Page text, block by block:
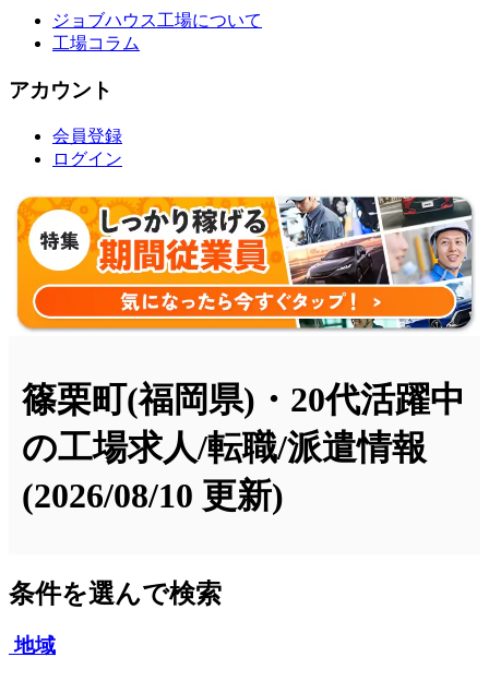
ジョブハウス工場について
工場コラム
アカウント
会員登録
ログイン
篠栗町(福岡県)・20代活躍中
の工場求人/転職/派遣情報
(2026/08/10 更新)
条件を選んで検索
地域